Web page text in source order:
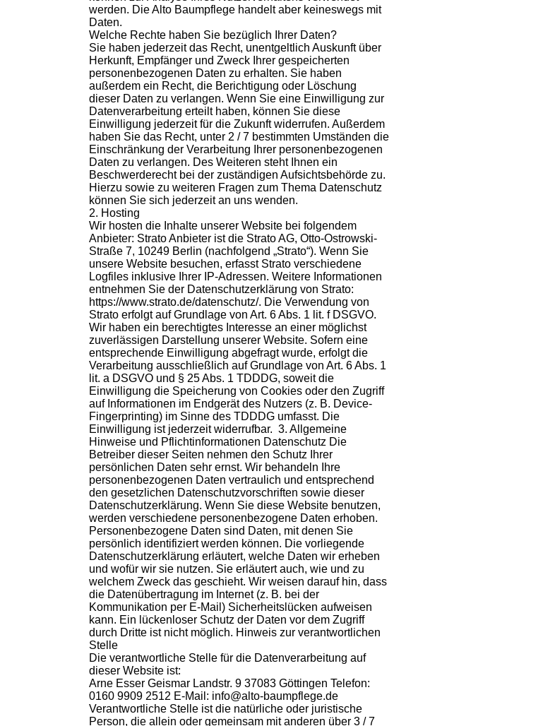
werden. Die Alto Baumpflege handelt aber keineswegs mit
Daten.
Welche Rechte haben Sie bezüglich Ihrer Daten?
Sie haben jederzeit das Recht, unentgeltlich Auskunft über
Herkunft, Empfänger und Zweck Ihrer gespeicherten
personenbezogenen Daten zu erhalten. Sie haben
außerdem ein Recht, die Berichtigung oder Löschung
dieser Daten zu verlangen. Wenn Sie eine Einwilligung zur
Datenverarbeitung erteilt haben, können Sie diese
Einwilligung jederzeit für die Zukunft widerrufen. Außerdem
haben Sie das Recht, unter 2 / 7 bestimmten Umständen die
Einschränkung der Verarbeitung Ihrer personenbezogenen
Daten zu verlangen. Des Weiteren steht Ihnen ein
Beschwerderecht bei der zuständigen Aufsichtsbehörde zu.
Hierzu sowie zu weiteren Fragen zum Thema Datenschutz
können Sie sich jederzeit an uns wenden.
2. Hosting
Wir hosten die Inhalte unserer Website bei folgendem
Anbieter: Strato Anbieter ist die Strato AG, Otto-Ostrowski-
Straße 7, 10249 Berlin (nachfolgend „Strato“). Wenn Sie
unsere Website besuchen, erfasst Strato verschiedene
Logfiles inklusive Ihrer IP-Adressen. Weitere Informationen
entnehmen Sie der Datenschutzerklärung von Strato:
https://www.strato.de/datenschutz/. Die Verwendung von
Strato erfolgt auf Grundlage von Art. 6 Abs. 1 lit. f DSGVO.
Wir haben ein berechtigtes Interesse an einer möglichst
zuverlässigen Darstellung unserer Website. Sofern eine
entsprechende Einwilligung abgefragt wurde, erfolgt die
Verarbeitung ausschließlich auf Grundlage von Art. 6 Abs. 1
lit. a DSGVO und § 25 Abs. 1 TDDDG, soweit die
Einwilligung die Speicherung von Cookies oder den Zugriff
auf Informationen im Endgerät des Nutzers (z. B. Device-
Fingerprinting) im Sinne des TDDDG umfasst. Die
Einwilligung ist jederzeit widerrufbar. 3. Allgemeine
Hinweise und Pflichtinformationen Datenschutz Die
Betreiber dieser Seiten nehmen den Schutz Ihrer
persönlichen Daten sehr ernst. Wir behandeln Ihre
personenbezogenen Daten vertraulich und entsprechend
den gesetzlichen Datenschutzvorschriften sowie dieser
Datenschutzerklärung. Wenn Sie diese Website benutzen,
werden verschiedene personenbezogene Daten erhoben.
Personenbezogene Daten sind Daten, mit denen Sie
persönlich identifiziert werden können. Die vorliegende
Datenschutzerklärung erläutert, welche Daten wir erheben
und wofür wir sie nutzen. Sie erläutert auch, wie und zu
welchem Zweck das geschieht. Wir weisen darauf hin, dass
die Datenübertragung im Internet (z. B. bei der
Kommunikation per E-Mail) Sicherheitslücken aufweisen
kann. Ein lückenloser Schutz der Daten vor dem Zugriff
durch Dritte ist nicht möglich. Hinweis zur verantwortlichen
Stelle
Die verantwortliche Stelle für die Datenverarbeitung auf
dieser Website ist:
Arne Esser Geismar Landstr. 9 37083 Göttingen Telefon:
0160 9909 2512 E-Mail: info@alto-baumpflege.de
Verantwortliche Stelle ist die natürliche oder juristische
Person, die allein oder gemeinsam mit anderen über 3 / 7